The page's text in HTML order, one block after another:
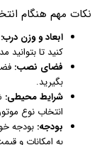
نکات مهم هنگام
ابعاد و وزن درب:
کنید تا بتوانید
فضای نصب:
بگیرید.
شرایط محیطی:
انتخاب نوع
بودجه: بودجه